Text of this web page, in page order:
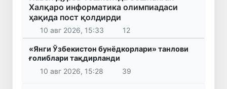
Халқаро информатика олимпиадаси
ҳақида пост қолдирди
10 авг 2026, 15:33 12
«Янги Ўзбекистон бунёдкорлари» танлови
ғолиблари тақдирланди
10 авг 2026, 15:28
39